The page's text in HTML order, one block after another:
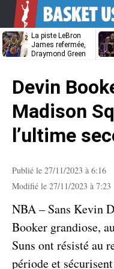
La piste LeBron
James refermée,
Draymond Green
Unibet
Devin
Madison
l’ultime
Publié le 27/11/2023 à 6:16
Modifié le 27/11/2023 à 7:23
NBA – Sans Kevin
Booker grandiose,
Suns ont résisté au
période et